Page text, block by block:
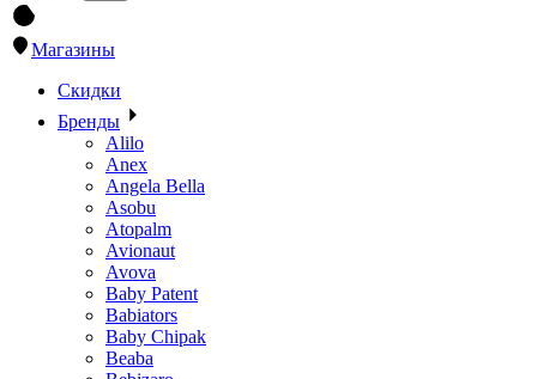
Магазины
Скидки
Бренды
Alilo
Anex
Angela Bella
Asobu
Atopalm
Avionaut
Avova
Baby Patent
Babiators
Baby Chipak
Beaba